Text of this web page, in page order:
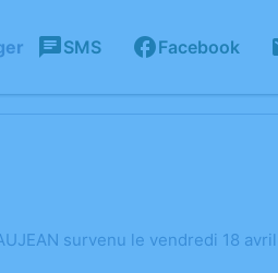
SMS Facebook
survenu le vendredi 18